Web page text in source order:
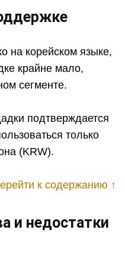
на корейском языке,
крайне мало,
сегменте.
подтверждается
только
(KRW).
к содержанию ↑
и недостатки